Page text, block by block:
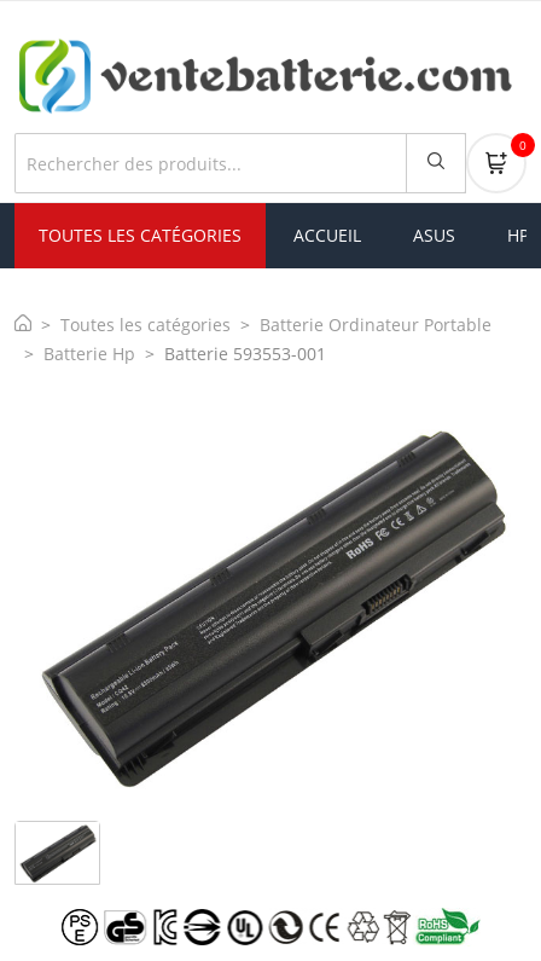
0
TOUTES LES CATÉGORIES ACCUEIL ASUS HP
Toutes les catégories
Batterie Ordinateur Portable
Batterie Hp
Batterie 593553-001